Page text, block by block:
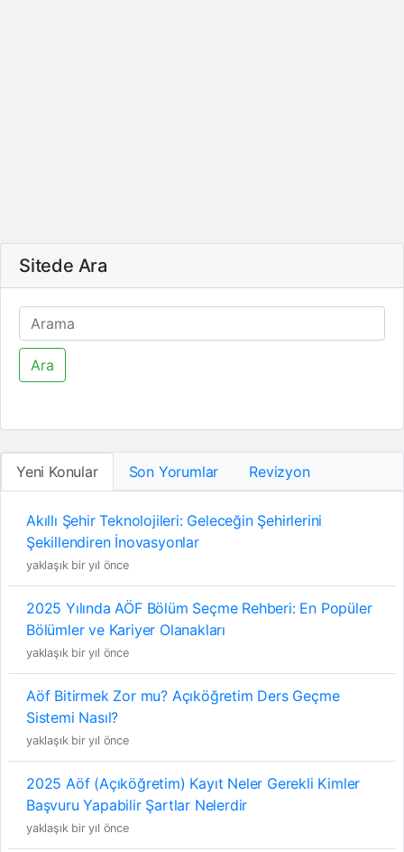
Sitede Ara
Ara
Yeni Konular Son Yorumlar Revizyon
Akıllı Şehir Teknolojileri: Geleceğin Şehirlerini
Şekillendiren İnovasyonlar
yaklaşık bir yıl önce
2025 Yılında AÖF Bölüm Seçme Rehberi: En Popüler
Bölümler ve Kariyer Olanakları
yaklaşık bir yıl önce
Aöf Bitirmek Zor mu? Açıköğretim Ders Geçme
Sistemi Nasıl?
yaklaşık bir yıl önce
2025 Aöf (Açıköğretim) Kayıt Neler Gerekli Kimler
Başvuru Yapabilir Şartlar Nelerdir
yaklaşık bir yıl önce